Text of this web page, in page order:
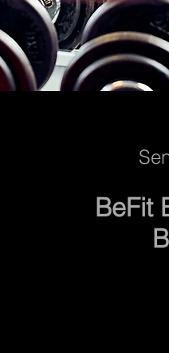
BeFit